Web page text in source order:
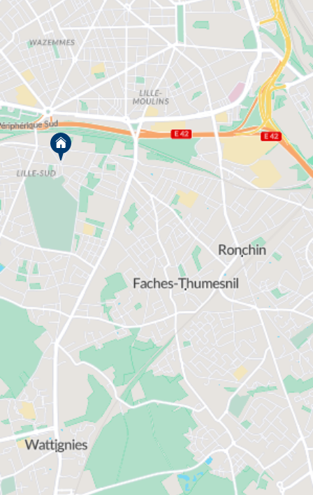
la baisse des taux des crédits fonciers et à
l’importance accrue des dispositifs de
défiscalisation, investir dans l’immobilier neuf à
Lille est une occasion à ne pas manquer.
Acteur majeur de l’immobilier neuf, VINCI
Immobilier s’engage à vous accompagner dans vos
démarches d’achat de logement. Consultez notre
catalogue afin de voir l’ensemble de nos prestations
et services ainsi que toutes nos nouvelles annonces
immobilières disponibles à la vente à Lille. Pour
toutes informations complémentaires, veuillez
contacter nos agences commerciales.
Pourquoi acheter un logement neuf à
Lille ?
Lille bénéficie d'une situation idéale au cœur de
l'Europe. Exit son passé industriel, la capitale du
Nord-Pas-de-Calais séduit désormais tant pour son
charme que pour son dynamisme. Elle figure
aujourd'hui parmi les métropoles les plus agréables
et les plus abordables de France, à seulement deux
heures de Paris. Téléchargez notre documentation
pour trouver un appartement neuf répondant à vos
attentes à Lille.